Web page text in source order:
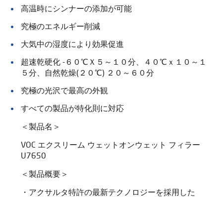
高温時にシンナーの添加が可能
究極のエネルギー削減
大気中の湿度により効果促進
超速乾硬化 -６０℃Ｘ５～１０分、４０℃ｘ１０～１
５分、自然乾燥(２０℃) ２０～６０分
究極の光沢で最高の外観
すべての製品が特化則に対応
＜製品名＞
VOC エクスリーム ウェットオンウェット フィラー
U7650
＜製品概要＞
・アクサルタ特許の最新テクノロジーを採用した